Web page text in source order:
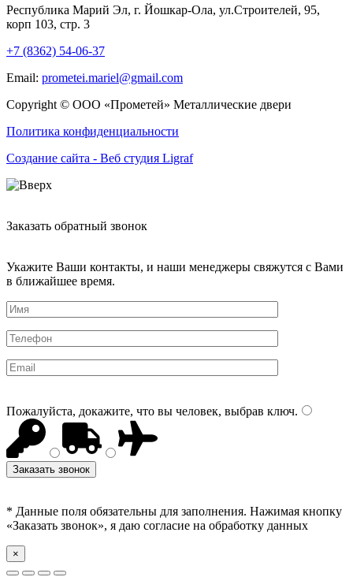
Республика Марий Эл, г. Йошкар-Ола, ул.Строителей, 95,
корп 103, стр. 3
+7 (8362) 54-06-37
Email: prometei.mariel@gmail.com
Copyright © ООО «Прометей» Металлические двери
Политика конфиденциальности
Создание сайта - Веб студия Ligraf
Заказать обратный звонок
Укажите Ваши контакты, и наши менеджеры свяжутся с Вами
в ближайшее время.
Пожалуйста, докажите, что вы человек, выбрав ключ.
* Данные поля обязательны для заполнения. Нажимая кнопку
«Заказать звонок», я даю согласие на обработку данных
×